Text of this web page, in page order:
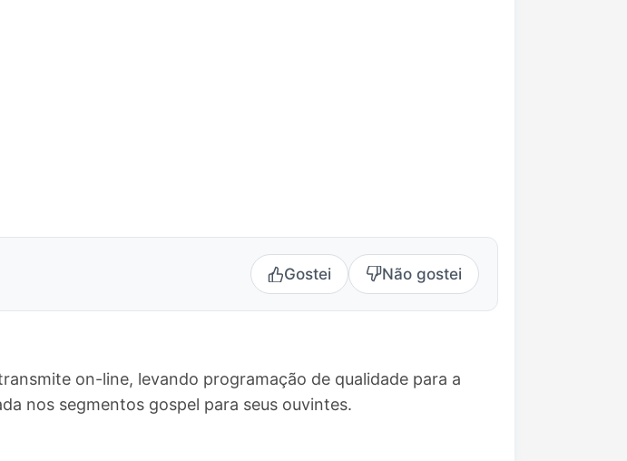
Gostei Não gostei
on-line, levando programação de qualidade para a
nos segmentos gospel para seus ouvintes.